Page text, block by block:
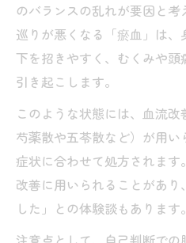
のバランスの乱れが要因と
巡りが悪くなる「瘀血」は
下を招きやすく、むくみや
引き起こします。
このような状態には、血流
芍薬散や五苓散など）が用
症状に合わせて処方されま
改善に用いられることがあ
した」との体験談もあります。